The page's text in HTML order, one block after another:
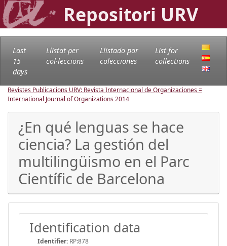
Repositori URV
Last
15
days
Llistat per
col·leccions
Llistado por
colecciones
List for
collections
Revistes Publicacions URV: Revista Internacional de Organizaciones =
International Journal of Organizations2014
¿En qué lenguas se hace
ciencia? La gestión del
multilingüismo en el Parc
Científic de Barcelona
Identification data
Identifier: RP:878